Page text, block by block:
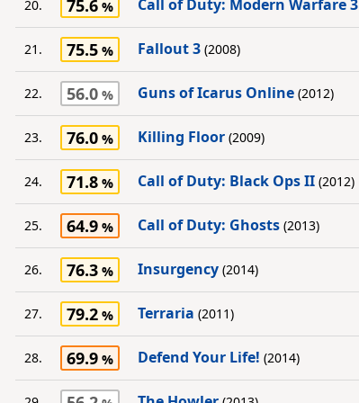
20. 75.6 Call of Duty: Modern Warfare 3
21. 75.5 Fallout 3 (2008)
22. 56.0 Guns of Icarus Online (2012)
23. 76.0 Killing Floor (2009)
24. 71.8 Call of Duty: Black Ops II (2012)
25. 64.9 Call of Duty: Ghosts (2013)
26. 76.3 Insurgency (2014)
27. 79.2 Terraria (2011)
28. 69.9 Defend Your Life! (2014)